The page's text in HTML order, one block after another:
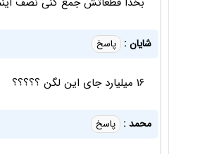
شایان : پاسخ
۱۶ میلیارد جای این لگن ؟؟؟؟؟
محمد : پاسخ